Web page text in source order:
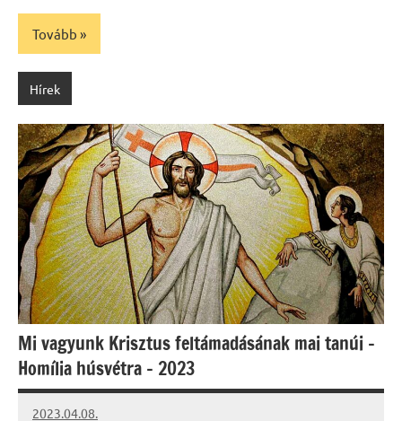
Tovább
Hírek
Mi vagyunk Krisztus feltámadásának mai tanúi –
Homília húsvétra – 2023
2023.04.08.